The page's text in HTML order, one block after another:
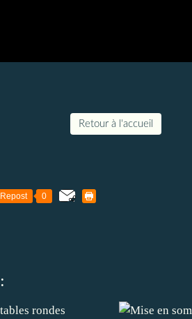
Retour à l'accueil
Repost 0